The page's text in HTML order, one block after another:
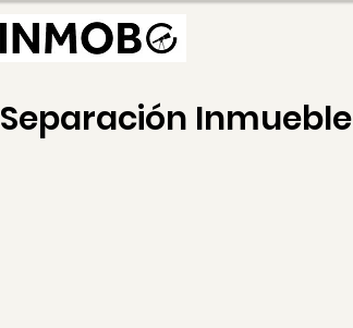
Separación Inmueble